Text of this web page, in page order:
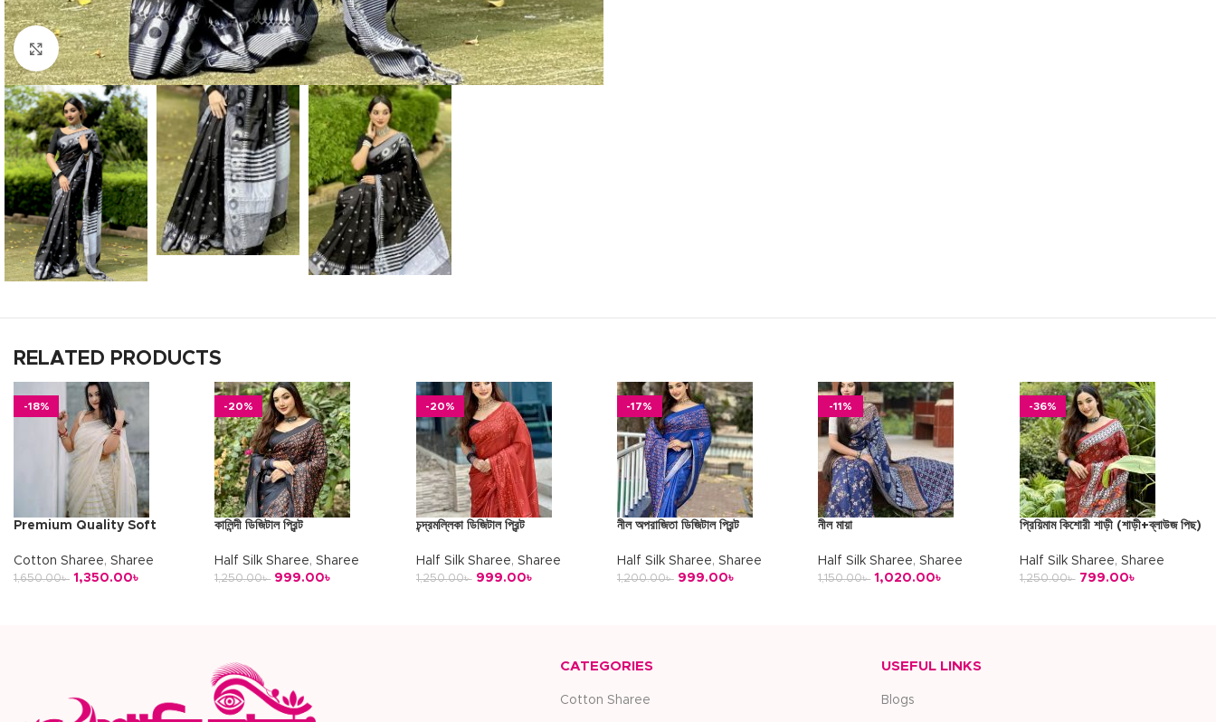
Click to enlarge
RELATED PRODUCTS
-18%
Premium Quality Soft
Cotton Sharee, Sharee
1,650.00৳ 1,350.00৳
-20%
কালিন্দী ডিজিটাল প্রিন্ট
Half Silk Sharee,Sharee
1,250.00৳ 999.00৳
-20%
চন্দ্রমল্লিকা ডিজিটাল প্রিন্ট
Half Silk Sharee, Sharee
1,250.00৳ 999.00৳
-17%
নীল অপরাজিতা ডিজিটাল প্রিন্ট
Half Silk Sharee, Sharee
1,200.00৳ 999.00৳
-11%
নীল মায়া
Half Silk Sharee,Sharee
1,150.00৳ 1,020.00৳
-36%
প্রিয়িমাম কিশোরী শাড়ী (শাড়ী+ব্লাউজ পিছ)
Half Silk Sharee, Sharee
1,250.00৳ 799.00৳
CATEGORIES
Cotton Sharee
USEFUL LINKS
Blogs